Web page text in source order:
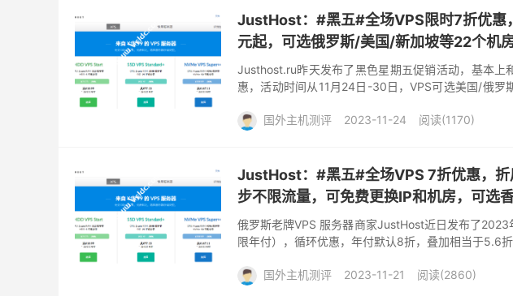
JustHost：#黑五#全场VPS限时7折优惠
元起，可选俄罗斯/美国/新加坡等22个机
Justhost.ru昨天发布了黑色星期五促销活动，基本上
惠，活动时间从11月24日-30日，VPS可选美国/俄
国外主机测评
2023-11-24 阅读(1170)
JustHost：#黑五#全场VPS 7折优惠，
步不限流量，可免费更换IP和机房，可选
俄罗斯老牌VPS 服务器商家JustHost近日发布了
限年付），循环优惠，年付默认8折，叠加相当于5.6
国外主机测评
2023-11-21 阅读(2860)